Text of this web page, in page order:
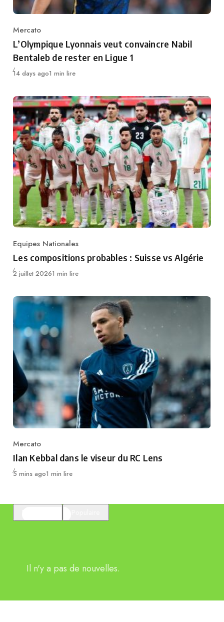
Category
Mercato
L’Olympique Lyonnais veut convaincre Nabil
Bentaleb de rester en Ligue 1
Publié
14 days ago1 min lire
Category
Equipes Nationales
Les compositions probables : Suisse vs Algérie
Publié
2 juillet 20261 min lire
Category
Mercato
Ilan Kebbal dans le viseur du RC Lens
Publié
5 mins ago1 min lire
Il n'y a pas de nouvelles.